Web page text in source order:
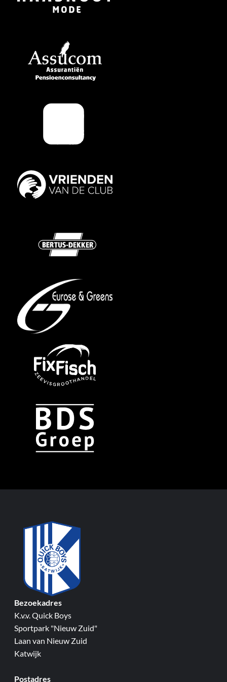
Bezoekadres
K.v.v. Quick Boys
Sportpark "Nieuw Zuid"
Laan van Nieuw Zuid
Katwijk
Postadres